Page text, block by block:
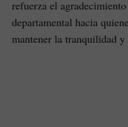
refuerza el
departamental hacia
mantener la tranquilidad